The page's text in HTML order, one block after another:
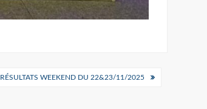
RÉSULTATS WEEKEND DU 22&23/11/2025